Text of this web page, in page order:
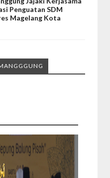
Penguatan SDM
Magelang Kota